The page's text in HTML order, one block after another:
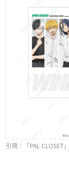
引用：「PAL CLOSET」